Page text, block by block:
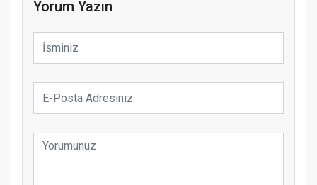
Yorum Yazın